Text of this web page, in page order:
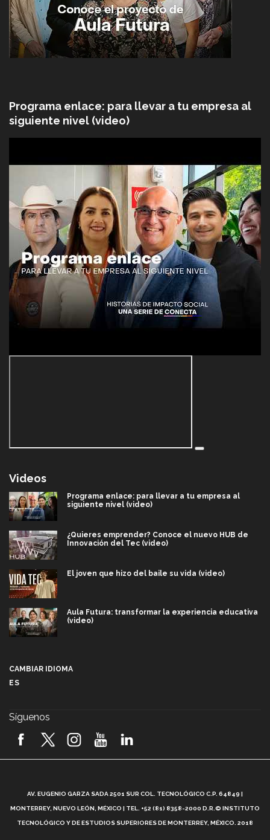
Programa enlace: para llevar a tu empresa al
siguiente nivel (video)
Videos
Programa enlace: para llevar a tu empresa al
siguiente nivel (video)
¿Quieres emprender? Conoce el nuevo HUB de
Innovación del Tec (video)
El joven que hizo del baile su vida (video)
Aula Futura: transformar la experiencia educativa
(video)
2026! (video)
¿Cómo es el Modelo Educativo Tec? (video)
CAMBIAR IDIOMA
ES
Síguenos
AV. EUGENIO GARZA SADA 2501 SUR COL. TECNOLÓGICO C.P. 64849 |
MONTERREY, NUEVO LEÓN, MÉXICO | TEL. +52 (81) 8358-2000 D.R.© INSTITUTO
TECNOLÓGICO Y DE ESTUDIOS SUPERIORES DE MONTERREY, MÉXICO. 2018